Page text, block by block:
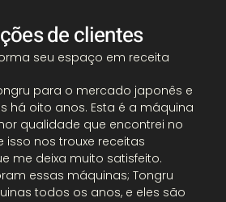
de clientes
seu espaço em receita
para o mercado japonês e
há oito anos. Esta é a máquina
qualidade que encontrei no
isso nos trouxe receitas
me deixa muito satisfeito.
essas máquinas; Tongru
todos os anos, e eles são